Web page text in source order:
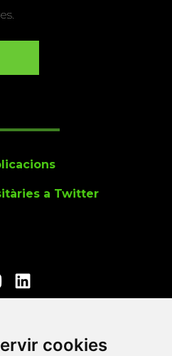
cookies
a Twitter